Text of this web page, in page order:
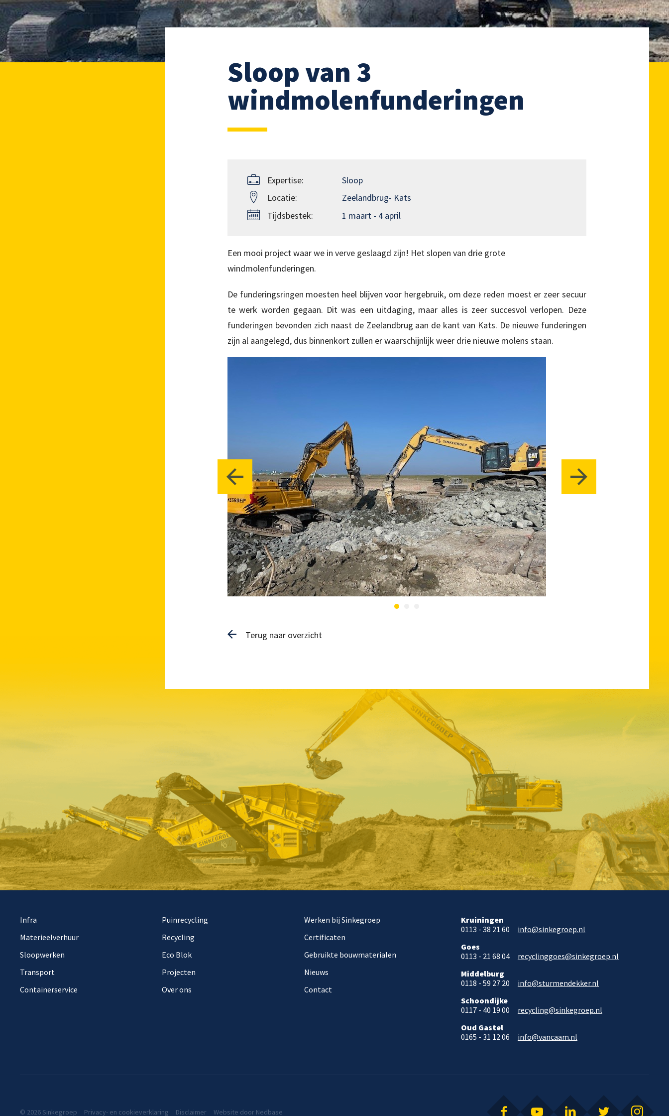
Sloop van 3
windmolenfunderingen
Expertise:
Sloop
Locatie:
Zeelandbrug- Kats
Tijdsbestek:
1 maart - 4 april
Een mooi project waar we in verve geslaagd zijn! Het slopen van drie grote
windmolenfunderingen.
De funderingsringen moesten heel blijven voor hergebruik, om deze reden moest er zeer secuur
te werk worden gegaan. Dit was een uitdaging, maar alles is zeer succesvol verlopen. Deze
funderingen bevonden zich naast de Zeelandbrug aan de kant van Kats. De nieuwe funderingen
zijn al aangelegd, dus binnenkort zullen er waarschijnlijk weer drie nieuwe molens staan.
Terug naar overzicht
Infra
Materieelverhuur
Sloopwerken
Transport
Containerservice
Puinrecycling
Recycling
Eco Blok
Projecten
Over ons
Werken bij Sinkegroep
Certificaten
Gebruikte bouwmaterialen
Nieuws
Contact
Kruiningen
0113 - 38 21 60
info@sinkegroep.nl
Goes
0113 - 21 68 04
recyclinggoes@sinkegroep.nl
Middelburg
0118 - 59 27 20
info@sturmendekker.nl
Schoondijke
0117 - 40 19 00
recycling@sinkegroep.nl
Oud Gastel
0165 - 31 12 06
info@vancaam.nl
© 2026 Sinkegroep Privacy- en cookieverklaring Disclaimer Website door Nedbase